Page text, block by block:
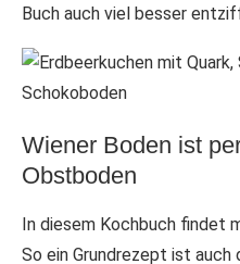
Buch auch viel besser
Wiener Boden ist
Obstboden
In diesem Kochbuch findet
So ein Grundrezept ist auch